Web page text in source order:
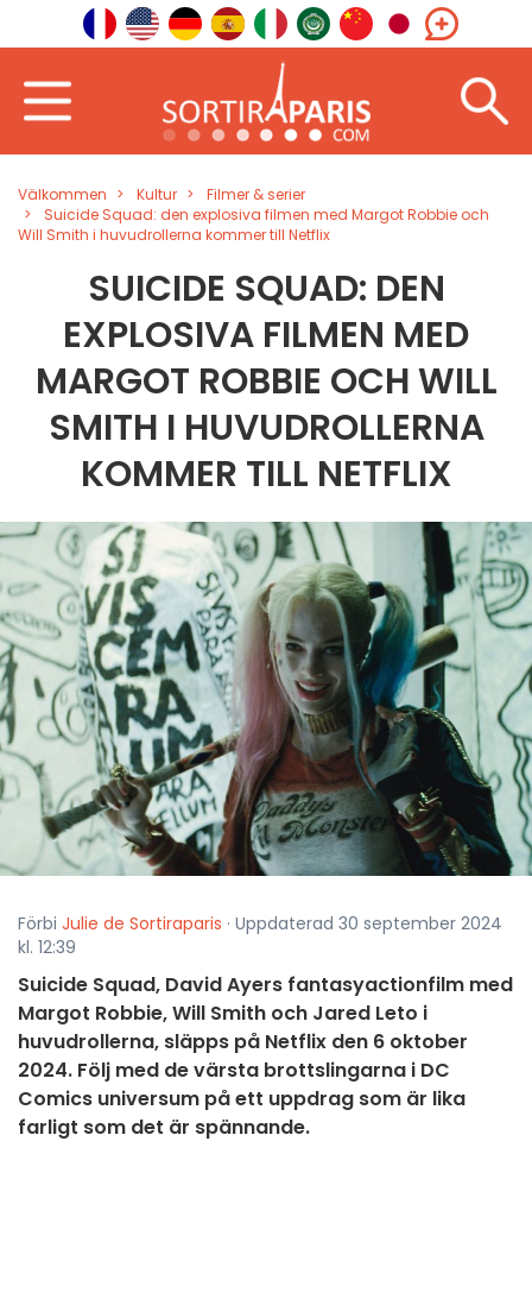
Välkommen Kultur
Filmer & serier
Suicide Squad: den explosiva filmen med Margot Robbie och
Will Smith i huvudrollerna kommer till Netflix
SUICIDE SQUAD: DEN
EXPLOSIVA FILMEN MED
MARGOT ROBBIE OCH WILL
SMITH I HUVUDROLLERNA
KOMMER TILL NETFLIX
Förbi Julie de Sortiraparis · Uppdaterad 30 september 2024
kl. 12:39
Suicide Squad, David Ayers fantasyactionfilm med
Margot Robbie, Will Smith och Jared Leto i
huvudrollerna, släpps på Netflix den 6 oktober
2024. Följ med de värsta brottslingarna i DC
Comics universum på ett uppdrag som är lika
farligt som det är spännande.